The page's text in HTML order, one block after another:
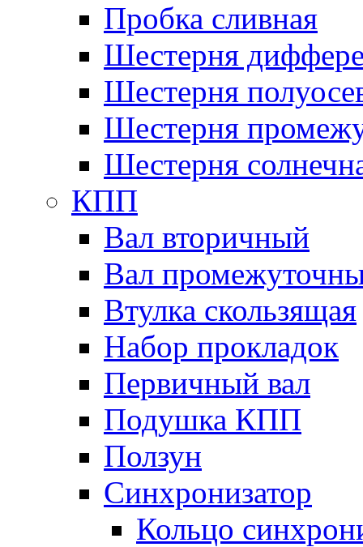
Пробка сливная
Шестерня
Шестерня
Шестерня
Шестерня
КПП
Вал вторичный
Вал
Втулка скользящая
Набор прокладок
Первичный вал
Подушка КПП
Ползун
Синхронизатор
Кольцо